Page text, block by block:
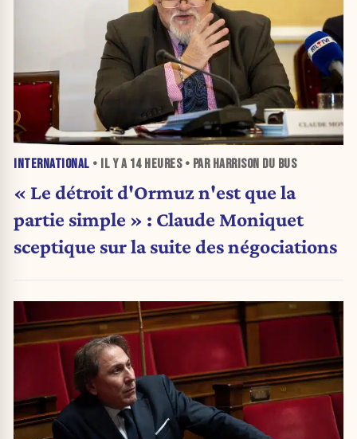
INTERNATIONAL • IL Y A 14 HEURES• PAR HARRISON DU BUS
« Le détroit d'Ormuz n'est que la
partie simple » : Claude Moniquet
sceptique sur la suite des négociations